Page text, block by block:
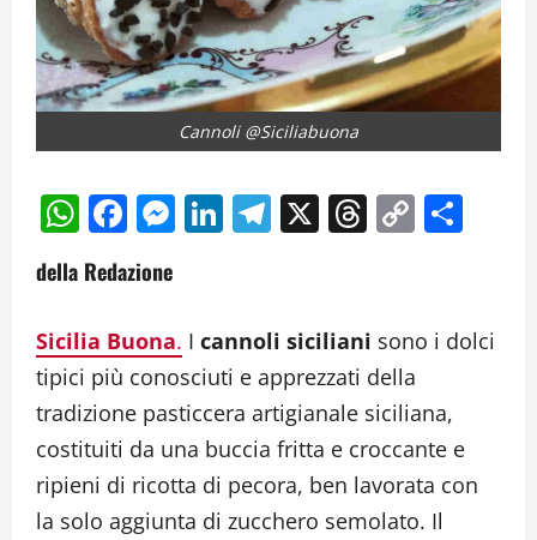
Cannoli @Siciliabuona
WhatsApp
Facebook
Messenger
LinkedIn
Telegram
X Threads
Copy
della Redazione
Sicilia Buona. I cannoli siciliani sono i dolci
tipici più conosciuti e apprezzati della
tradizione pasticcera artigianale siciliana,
costituiti da una buccia fritta e croccante e
ripieni di ricotta di pecora, ben lavorata con
la solo aggiunta di zucchero semolato. Il